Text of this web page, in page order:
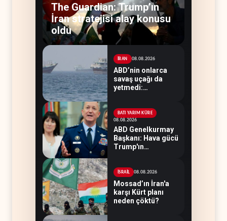
The Guardian: Trump’ın
İran stratejisi alay konusu
oldu
İRAN 08.08.2026
ABD’nin onlarca
savaş uçağı da
yetmedi:
BATI YARIM KÜRE
08.08.2026
ABD Genelkurmay
Başkanı: Hava gücü
Trump'ın
İSRAİL 08.08.2026
Mossad’ın İran'a
karşı Kürt planı
neden çöktü?